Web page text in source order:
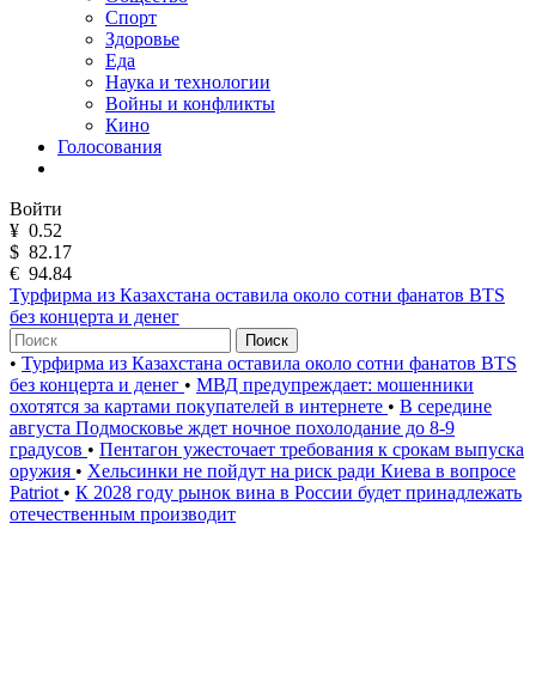
Спорт
Здоровье
Еда
Наука и технологии
Войны и конфликты
Кино
Голосования
Войти
¥ 0.52
$ 82.17
€ 94.84
Турфирма из Казахстана оставила около сотни фанатов BTS
без концерта и денег
Поиск
• Турфирма из Казахстана оставила около сотни фанатов BTS
без концерта и денег • МВД предупреждает: мошенники
охотятся за картами покупателей в интернете • В середине
августа Подмосковье ждет ночное похолодание до 8-9
градусов • Пентагон ужесточает требования к срокам выпуска
оружия • Хельсинки не пойдут на риск ради Киева в вопросе
Patriot • К 2028 году рынок вина в России будет принадлежать
отечественным производит